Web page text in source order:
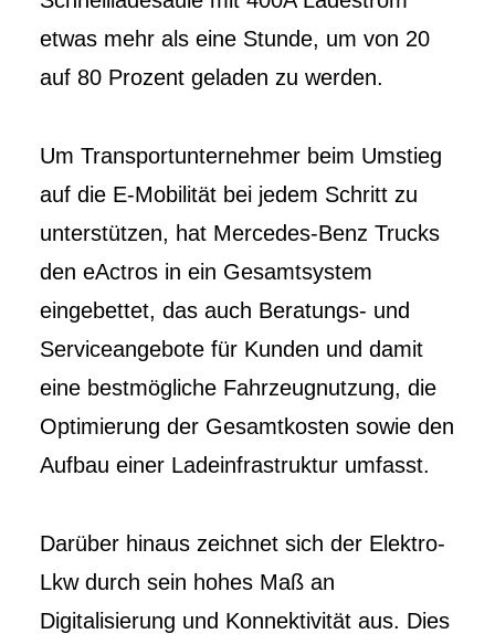
etwas mehr als eine Stunde, um von 20
auf 80 Prozent geladen zu werden.
Um Transportunternehmer beim Umstieg
auf die E-Mobilität bei jedem Schritt zu
unterstützen, hat Mercedes-Benz Trucks
den eActros in ein Gesamtsystem
eingebettet, das auch Beratungs- und
Serviceangebote für Kunden und damit
eine bestmögliche Fahrzeugnutzung, die
Optimierung der Gesamtkosten sowie den
Aufbau einer Ladeinfrastruktur umfasst.
Darüber hinaus zeichnet sich der Elektro-
Lkw durch sein hohes Maß an
Digitalisierung und Konnektivität aus. Dies